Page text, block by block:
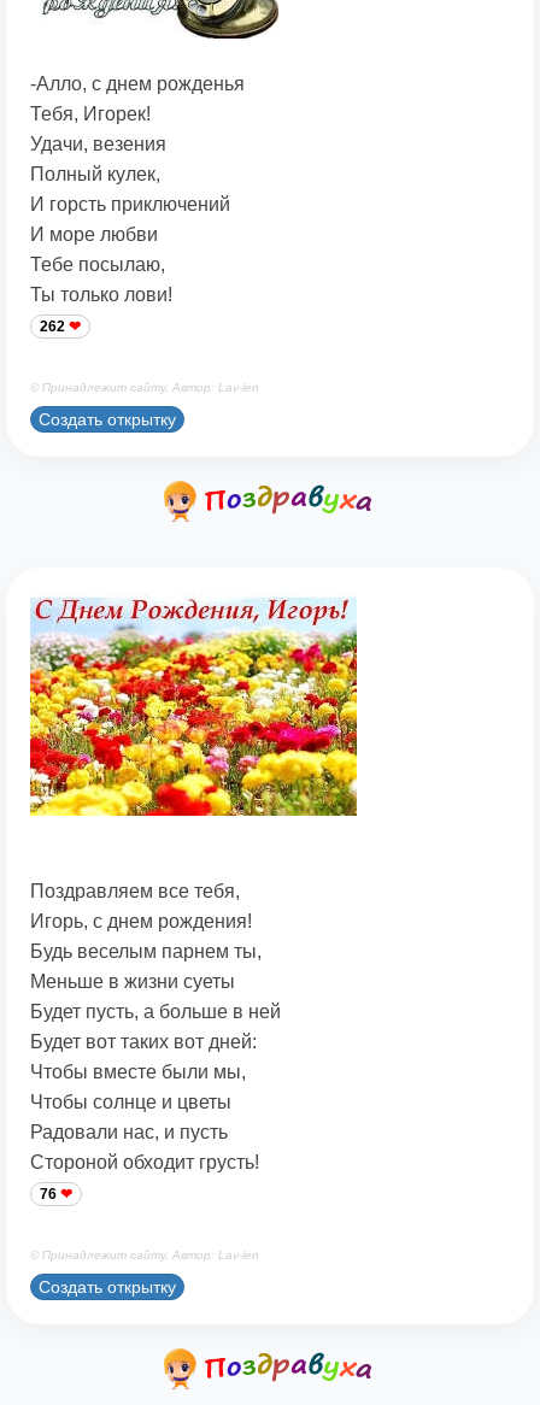
-Алло, с днем рожденья
Тебя, Игорек!
Удачи, везения
Полный кулек,
И горсть приключений
И море любви
Тебе посылаю,
Ты только лови!
262
© Принадлежит сайту. Автор: Lav-len
Создать открытку
Поздравляем все тебя,
Игорь, с днем рождения!
Будь веселым парнем ты,
Меньше в жизни суеты
Будет пусть, а больше в ней
Будет вот таких вот дней:
Чтобы вместе были мы,
Чтобы солнце и цветы
Радовали нас, и пусть
Стороной обходит грусть!
76
© Принадлежит сайту. Автор: Lav-len
Создать открытку